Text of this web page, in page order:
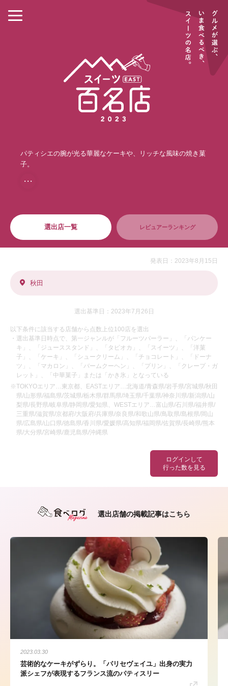
パティシエの腕が光る華麗なケーキや、リッチな風味の焼き菓
子。
・・・
選出店一覧 レビュアーランキング
ログインして
行った数を見る
発表日：2023年8月15日
秋田
選出基準日：2023年7月26日
以下条件に該当する店舗から点数上位100店を選出
・選出基準日時点で、第一ジャンルが「フルーツパーラー」、「パンケー
キ」、「ジューススタンド」、「タピオカ」、「スイーツ」、「洋菓
子」、「ケーキ」、「シュークリーム」、「チョコレート」、「ドーナ
ツ」、「マカロン」、「バームクーヘン」、「プリン」、「クレープ・ガ
レット」、「中華菓子」または「かき氷」となっている
※TOKYOエリア…東京都、EASTエリア…北海道/青森県/岩手県/宮城県/秋田
県/山形県/福島県/茨城県/栃木県/群馬県/埼玉県/千葉県/神奈川県/新潟県/山
梨県/長野県/岐阜県/静岡県/愛知県、WESTエリア…富山県/石川県/福井県/
三重県/滋賀県/京都府/大阪府/兵庫県/奈良県/和歌山県/鳥取県/島根県/岡山
県/広島県/山口県/徳島県/香川県/愛媛県/高知県/福岡県/佐賀県/長崎県/熊本
県/大分県/宮崎県/鹿児島県/沖縄県
選出店舗の掲載記事はこちら
2023.03.30
芸術的なケーキがずらり。「パリセヴェイユ」出身の実力
派シェフが表現するフランス流のパティスリー